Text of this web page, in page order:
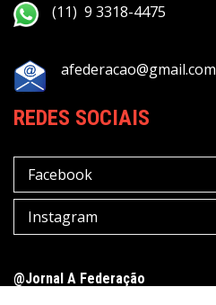
(11) 9 3318-4475
afederacao@gmail.com
REDES SOCIAIS
Facebook
Instagram
@Jornal A Federação